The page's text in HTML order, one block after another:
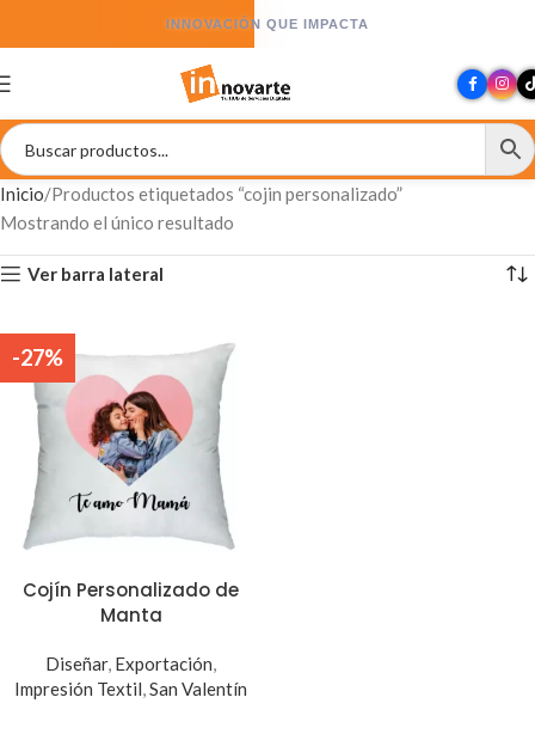
INNOVACIÓN QUE IMPACTA
Inicio Productos etiquetados “cojin personalizado”
Mostrando el único resultado
Ver barra lateral
-27%
Cojín Personalizado de
Manta
Diseñar, Exportación,
Impresión Textil,San Valentín